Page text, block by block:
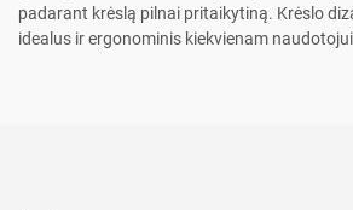
padarant krėslą pilnai pritaikytiną. Krėslo
idealus ir ergonominis kiekvienam